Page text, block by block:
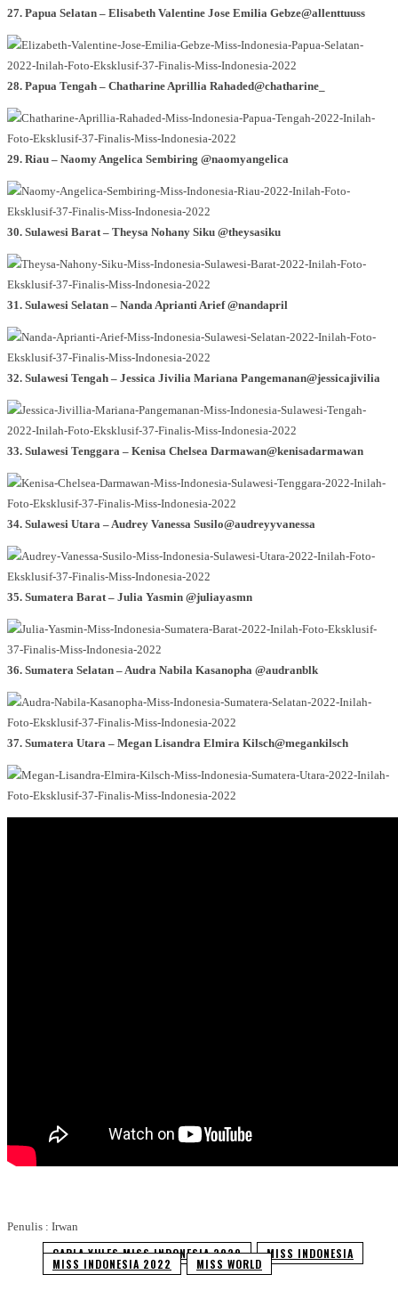
27. Papua Selatan – Elisabeth Valentine Jose Emilia Gebze@allenttuuss
28. Papua Tengah – Chatharine Aprillia Rahaded@chatharine_
29. Riau – Naomy Angelica Sembiring @naomyangelica
30. Sulawesi Barat – Theysa Nohany Siku @theysasiku
31. Sulawesi Selatan – Nanda Aprianti Arief @nandapril
32. Sulawesi Tengah – Jessica Jivilia Mariana Pangemanan@jessicajivilia
33. Sulawesi Tenggara – Kenisa Chelsea Darmawan@kenisadarmawan
34. Sulawesi Utara – Audrey Vanessa Susilo@audreyyvanessa
35. Sumatera Barat – Julia Yasmin @juliayasmn
36. Sumatera Selatan – Audra Nabila Kasanopha @audranblk
37. Sumatera Utara – Megan Lisandra Elmira Kilsch@megankilsch
Penulis : Irwan
CARLA YULES MISS INDONESIA 2020 MISS INDONESIA
MISS INDONESIA 2022 MISS WORLD